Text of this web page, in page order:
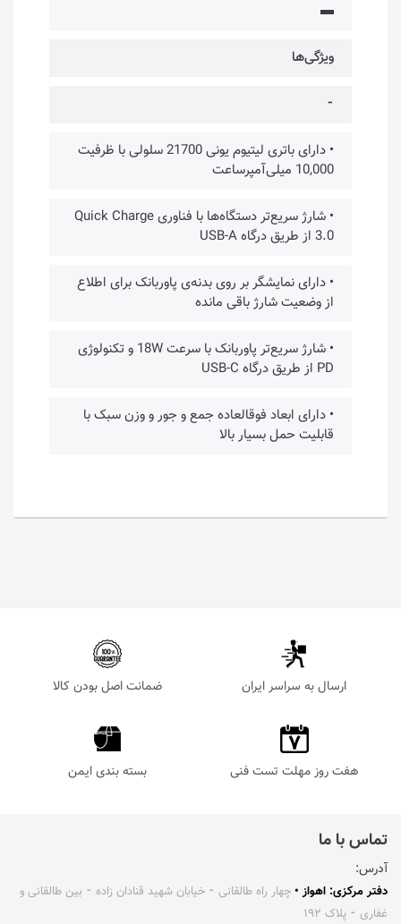
▬
ویژگی‌ها
⁃
• دارای باتری لیتیوم یونی 21700 سلولی با ظرفیت
10,000 میلی‌آمپرساعت
• شارژ سریع‌تر دستگاه‌ها با فناوری Quick Charge
3.0 از طریق درگاه USB-A
• دارای نمایشگر بر روی بدنه‌ی پاوربانک برای اطلاع
از وضعیت شارژ باقی مانده
• شارژ سریع‌تر پاوربانک با سرعت 18W و تکنولوژی
PD از طریق درگاه USB-C
• دارای ابعاد فوقالعاده جمع و جور و وزن سبک با
قابلیت حمل بسیار بالا
ارسال به سراسر ایران ضمانت اصل بودن کالا
هفت روز مهلت تست فنی بسته بندی ایمن
تماس با ما
آدرس:
دفتر مرکزی: اهواز • چهار راه طالقانی ⁃ خیابان شهید قنادان زاده ⁃ بین طالقانی و
غفاری ⁃ پلاک ۱۹۲